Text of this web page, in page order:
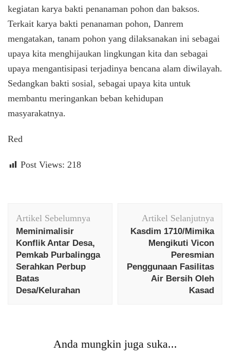
kegiatan karya bakti penanaman pohon dan baksos.
Terkait karya bakti penanaman pohon, Danrem
mengatakan, tanam pohon yang dilaksanakan ini sebagai
upaya kita menghijaukan lingkungan kita dan sebagai
upaya mengantisipasi terjadinya bencana alam diwilayah.
Sedangkan bakti sosial, sebagai upaya kita untuk
membantu meringankan beban kehidupan
masyarakatnya.
Red
Post Views: 218
Artikel
Artikel Sebelumnya
Meminimalisir
Konflik Antar Desa,
Pemkab Purbalingga
Serahkan Perbup
Batas
Desa/Kelurahan
Artikel Selanjutnya
Kasdim 1710/Mimika
Mengikuti Vicon
Peresmian
Penggunaan Fasilitas
Air Bersih Oleh
Kasad
Anda mungkin juga suka...